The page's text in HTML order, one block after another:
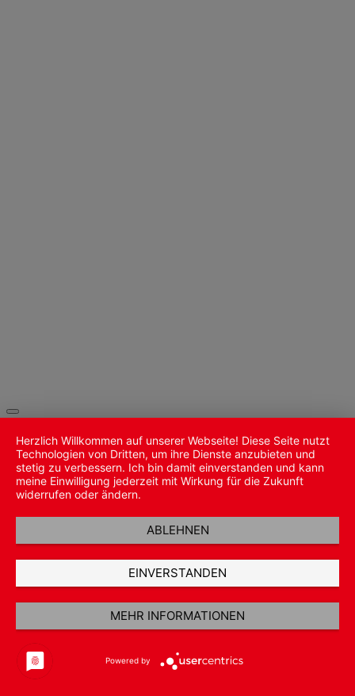
Herzlich Willkommen auf unserer Webseite! Diese Seite nutzt
Technologien von Dritten, um ihre Dienste anzubieten und
stetig zu verbessern. Ich bin damit einverstanden und kann
meine Einwilligung jederzeit mit Wirkung für die Zukunft
widerrufen oder ändern.
ABLEHNEN
EINVERSTANDEN
MEHR INFORMATIONEN
Powered by